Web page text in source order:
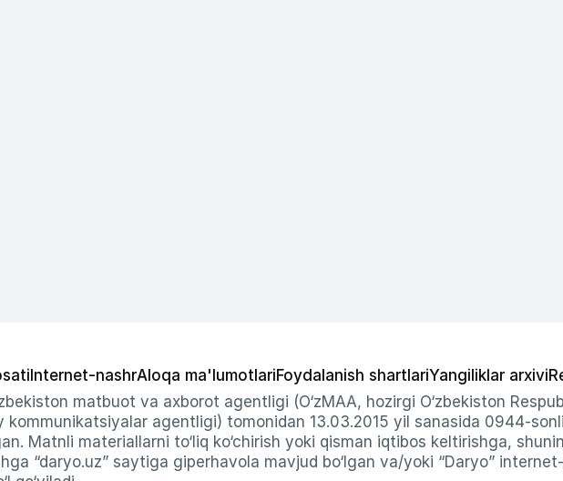
Internet-nashrAloqa ma'lumotlariFoydalanish shartlariYangiliklar arxivi
matbuot va axborot agentligi (O‘zMAA, hozirgi O‘zbekiston
kommunikatsiyalar agentligi) tomonidan 13.03.2015 yil sanasida 0944-
Matnli materiallarni to‘liq ko‘chirish yoki qisman iqtibos keltirishga,
“daryo.uz” saytiga giperhavola mavjud bo‘lgan va/yoki “Daryo”